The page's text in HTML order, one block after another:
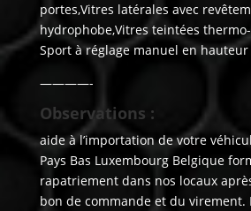
portes,Vitres latérales avec
hydrophobe,Vitres teintées
Sport à réglage manuel en
————-
Observations :
aide à l’importation de votre
Pays Bas Luxembourg Belgique
rapatriement dans nos locaux
bon de commande et du virement.